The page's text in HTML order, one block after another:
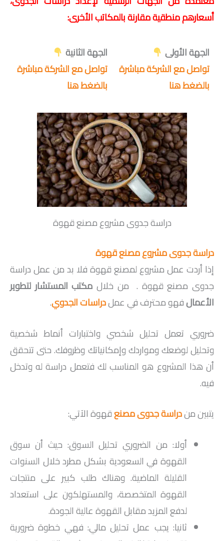
أسعارهم منطقية مقارنة بالمكاتب الأخرى:
الجهة الأولى
تواصل مع الشركة مباشرة
بالضغط هنا
الجهة الثانية
تواصل مع الشركة مباشرة
بالضغط هنا
دراسة جدوى مشروع مصنع قهوة
دراسة جدوى مشروع مصنع قهوة
إذا أردت عمل مشروع لمصنع قهوة فلا بد من عمل دراسة
جدوى مصنع قهوة . من خلال مكتب المستشار لتطوير
الأعمالفهو محترف في عملدراسات الجدوي.
ضروري تعمل تحليل شخصي واختبارات أنماط شخصية
وتحليل لوضعك ومواردك وإمكانياتك وظروفك. حتى تتحقق
أن هذا المشروع هو المناسب لك فتعمل دراسة له وتدخل
فيه.
يتبين مندراسة جدوى مصنعقهوة الآتي:
أولا: من الضروري تحليل السوق: حيث أن سوق
القهوة في السعودية بشكل مطرد خلال السنوات
القليلة الماضية. وهناك طلب كبير على منتجات
القهوة المتخصصة، والمستهلكون على استعداد
لدفع المزيد مقابل القهوة عالية الجودة.
ثانيا: يجب عمل تحليل مالي: فهي خطوة ضرورية